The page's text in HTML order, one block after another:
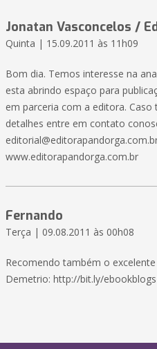
Jonatan Vasconcelos /
Quinta | 15.09.2011 às 11h09
Bom dia. Temos interesse na
esta abrindo espaço para
em parceria com a editora.
detalhes entre em contato
www.editorapandorga.com.br
Fernando
Terça | 09.08.2011 às 00h08
Recomendo também o
Demetrio: http://bit.ly/ebookblogs